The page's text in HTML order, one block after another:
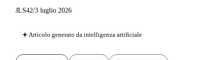
JLS42/3 luglio 2026
Articolo generato da intelligenza artificiale